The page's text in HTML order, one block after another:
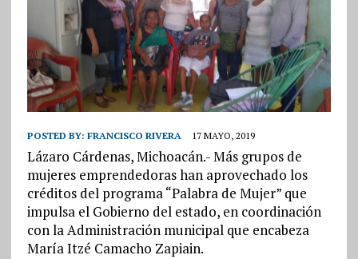
POSTED BY: FRANCISCO RIVERA 17 MAYO, 2019
Lázaro Cárdenas, Michoacán.- Más grupos de
mujeres emprendedoras han aprovechado los
créditos del programa “Palabra de Mujer” que
impulsa el Gobierno del estado, en coordinación
con la Administración municipal que encabeza
María Itzé Camacho Zapiain.